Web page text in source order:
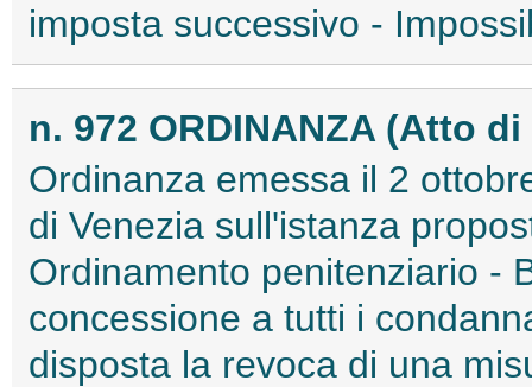
imposta successivo -
n. 972 ORDINANZA (Atto
Ordinanza emessa il 2
di Venezia sull'istanza
Ordinamento penitenziario -
concessione a tutti i
disposta la revoca di una